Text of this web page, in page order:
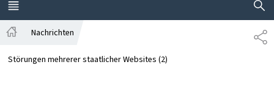
MENÜ
HAUPT-
Nachrichten
Störungen mehrerer staatlicher Websites (2)